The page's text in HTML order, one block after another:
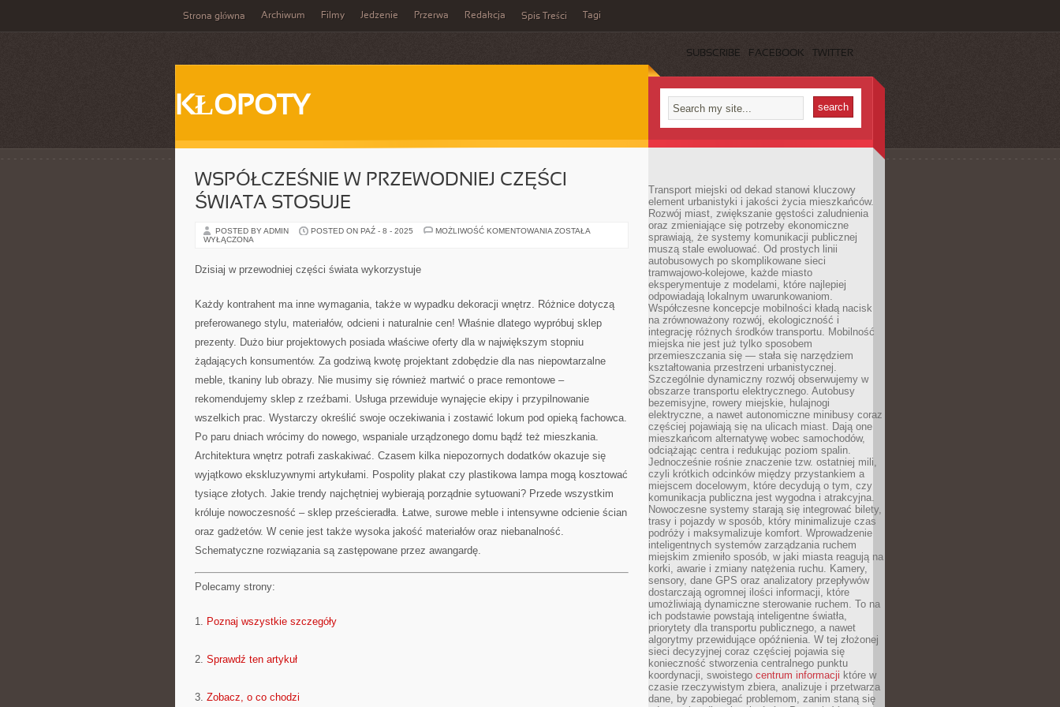
Strona główna Archiwum Filmy Jedzenie Przerwa Redakcja Spis Treści Tagi
SUBSCRIBE FACEBOOK TWITTER
KŁOPOTY
WSPÓŁCZEŚNIE W PRZEWODNIEJ CZĘŚCI
ŚWIATA STOSUJE
POSTED BY ADMIN POSTED ON PAŹ - 8 - 2025 MOŻLIWOŚĆ KOMENTOWANIA WSPÓŁCZEŚNIE
ZOSTAŁA
WYŁĄCZONA
Dzisiaj w przewodniej części świata wykorzystuje
Każdy kontrahent ma inne wymagania, także w wypadku dekoracji wnętrz. Różnice dotyczą
preferowanego stylu, materiałów, odcieni i naturalnie cen! Właśnie dlatego wypróbuj sklep
prezenty. Dużo biur projektowych posiada właściwe oferty dla w największym stopniu
żądających konsumentów. Za godziwą kwotę projektant zdobędzie dla nas niepowtarzalne
meble, tkaniny lub obrazy. Nie musimy się również martwić o prace remontowe –
rekomendujemy sklep z rzeźbami. Usługa przewiduje wynajęcie ekipy i przypilnowanie
wszelkich prac. Wystarczy określić swoje oczekiwania i zostawić lokum pod opieką fachowca.
Po paru dniach wrócimy do nowego, wspaniale urządzonego domu bądź też mieszkania.
Architektura wnętrz potrafi zaskakiwać. Czasem kilka niepozornych dodatków okazuje się
wyjątkowo ekskluzywnymi artykułami. Pospolity plakat czy plastikowa lampa mogą kosztować
tysiące złotych. Jakie trendy najchętniej wybierają porządnie sytuowani? Przede wszystkim
króluje nowoczesność – sklep prześcieradła. Łatwe, surowe meble i intensywne odcienie ścian
oraz gadżetów. W cenie jest także wysoka jakość materiałów oraz niebanalność.
Schematyczne rozwiązania są zastępowane przez awangardę.
Polecamy strony:
1. Poznaj wszystkie szczegóły
2. Sprawdź ten artykuł
3. Zobacz, o co chodzi
Transport miejski od dekad stanowi kluczowy
element urbanistyki i jakości życia mieszkańców.
Rozwój miast, zwiększanie gęstości zaludnienia
oraz zmieniające się potrzeby ekonomiczne
sprawiają, że systemy komunikacji publicznej
muszą stale ewoluować. Od prostych linii
autobusowych po skomplikowane sieci
tramwajowo-kolejowe, każde miasto
eksperymentuje z modelami, które najlepiej
odpowiadają lokalnym uwarunkowaniom.
Współczesne koncepcje mobilności kładą nacisk
na zrównoważony rozwój, ekologiczność i
integrację różnych środków transportu. Mobilność
miejska nie jest już tylko sposobem
przemieszczania się — stała się narzędziem
kształtowania przestrzeni urbanistycznej.
Szczególnie dynamiczny rozwój obserwujemy w
obszarze transportu elektrycznego. Autobusy
bezemisyjne, rowery miejskie, hulajnogi
elektryczne, a nawet autonomiczne minibusy coraz
częściej pojawiają się na ulicach miast. Dają one
mieszkańcom alternatywę wobec samochodów,
odciążając centra i redukując poziom spalin.
Jednocześnie rośnie znaczenie tzw. ostatniej mili,
czyli krótkich odcinków między przystankiem a
miejscem docelowym, które decydują o tym, czy
komunikacja publiczna jest wygodna i atrakcyjna.
Nowoczesne systemy starają się integrować bilety,
trasy i pojazdy w sposób, który minimalizuje czas
podróży i maksymalizuje komfort. Wprowadzenie
inteligentnych systemów zarządzania ruchem
miejskim zmieniło sposób, w jaki miasta reagują na
korki, awarie i zmiany natężenia ruchu. Kamery,
sensory, dane GPS oraz analizatory przepływów
dostarczają ogromnej ilości informacji, które
umożliwiają dynamiczne sterowanie ruchem. To na
ich podstawie powstają inteligentne światła,
priorytety dla transportu publicznego, a nawet
algorytmy przewidujące opóźnienia. W tej złożonej
sieci decyzyjnej coraz częściej pojawia się
konieczność stworzenia centralnego punktu
koordynacji, swoistego centrum informacji które w
czasie rzeczywistym zbiera, analizuje i przetwarza
dane, by zapobiegać problemom, zanim staną się